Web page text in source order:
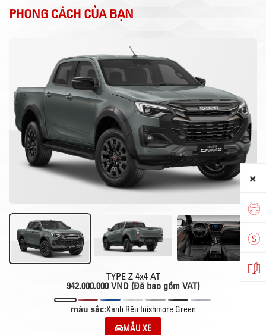
PHONG CÁCH CỦA BẠN
TYPE Z 4x4 AT
942.000.000 VND (Đã bao gồm VAT)
màu sắc:Xanh Rêu Inishmore Green
MẪU XE